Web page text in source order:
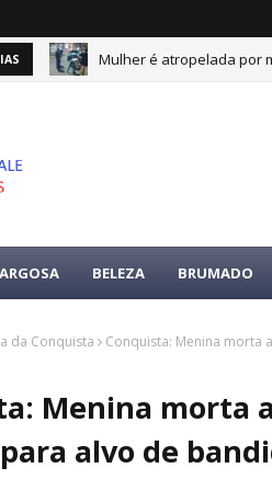
Mulher é atropelada por
BELEZA BRUMADO
da Conquista
Conquista: Menina morta
Menina morta
para alvo de